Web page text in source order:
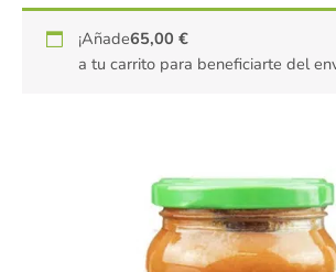
¡Añade65,00€
a tu carrito para beneficiarte del
Salsa
de
Tomate